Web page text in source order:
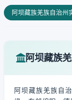
阿坝藏族羌族自治州
阿坝藏族
阿坝藏族羌族自